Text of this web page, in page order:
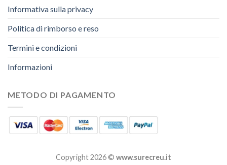
Informativa sulla privacy
Politica di rimborso e reso
Termini e condizioni
Informazioni
METODO DI PAGAMENTO
Copyright 2026 © www.surecreu.it